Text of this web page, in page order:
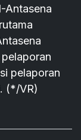
Antasena
pelaporan
(*/VR)